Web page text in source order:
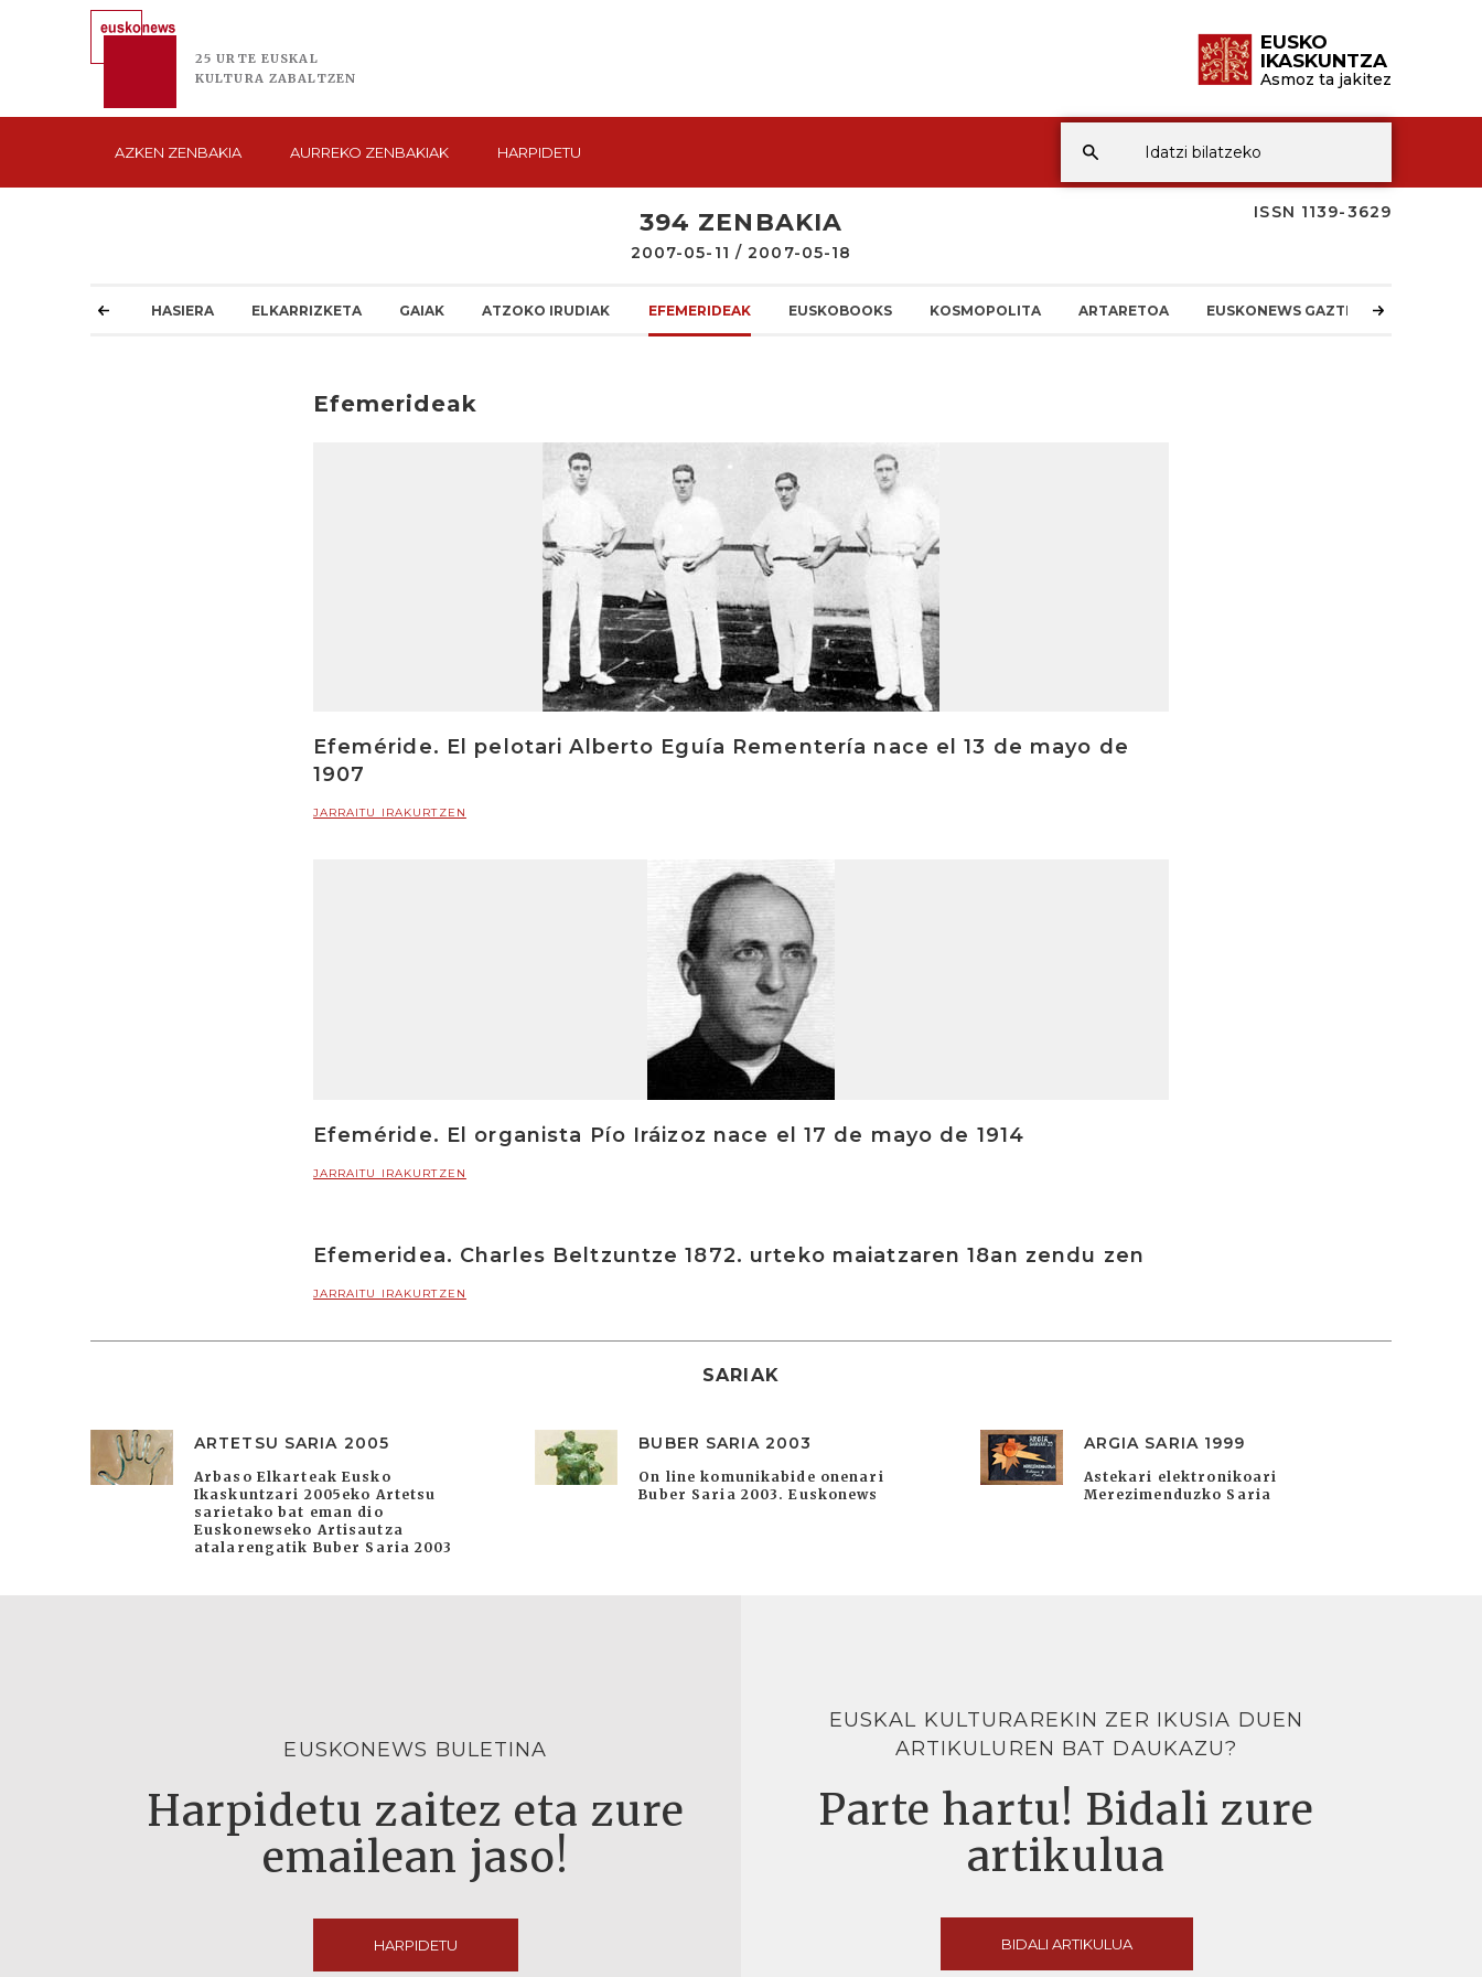
25 URTE EUSKAL
KULTURA ZABALTZEN
EUSKO
IKASKUNTZA
Asmoz ta jakitez
AZKEN ZENBAKIA AURREKO ZENBAKIAK HARPIDETU
ISSN 1139-3629
394 ZENBAKIA
2007-05-11 / 2007-05-18
HASIERA ELKARRIZKETA GAIAK ATZOKO IRUDIAK EFEMERIDEAK EUSKOBOOKS KOSMOPOLITA ARTARETOA EUSKONEWS GAZTEA
Efemerideak
Efeméride. El pelotari Alberto Eguía Rementería nace el 13 de mayo de
1907
JARRAITU IRAKURTZEN
Efeméride. El organista Pío Iráizoz nace el 17 de mayo de 1914
JARRAITU IRAKURTZEN
Efemeridea. Charles Beltzuntze 1872. urteko maiatzaren 18an zendu zen
JARRAITU IRAKURTZEN
SARIAK
ARTETSU SARIA 2005
Arbaso Elkarteak Eusko
Ikaskuntzari 2005eko Artetsu
sarietako bat eman dio
Euskonewseko Artisautza
atalarengatik Buber Saria 2003
BUBER SARIA 2003
On line komunikabide onenari
Buber Saria 2003. Euskonews
ARGIA SARIA 1999
Astekari elektronikoari
Merezimenduzko Saria
EUSKONEWS BULETINA
Harpidetu zaitez eta zure
emailean jaso!
HARPIDETU
EUSKAL KULTURAREKIN ZER IKUSIA DUEN
ARTIKULUREN BAT DAUKAZU?
Parte hartu! Bidali zure
artikulua
BIDALI ARTIKULUA